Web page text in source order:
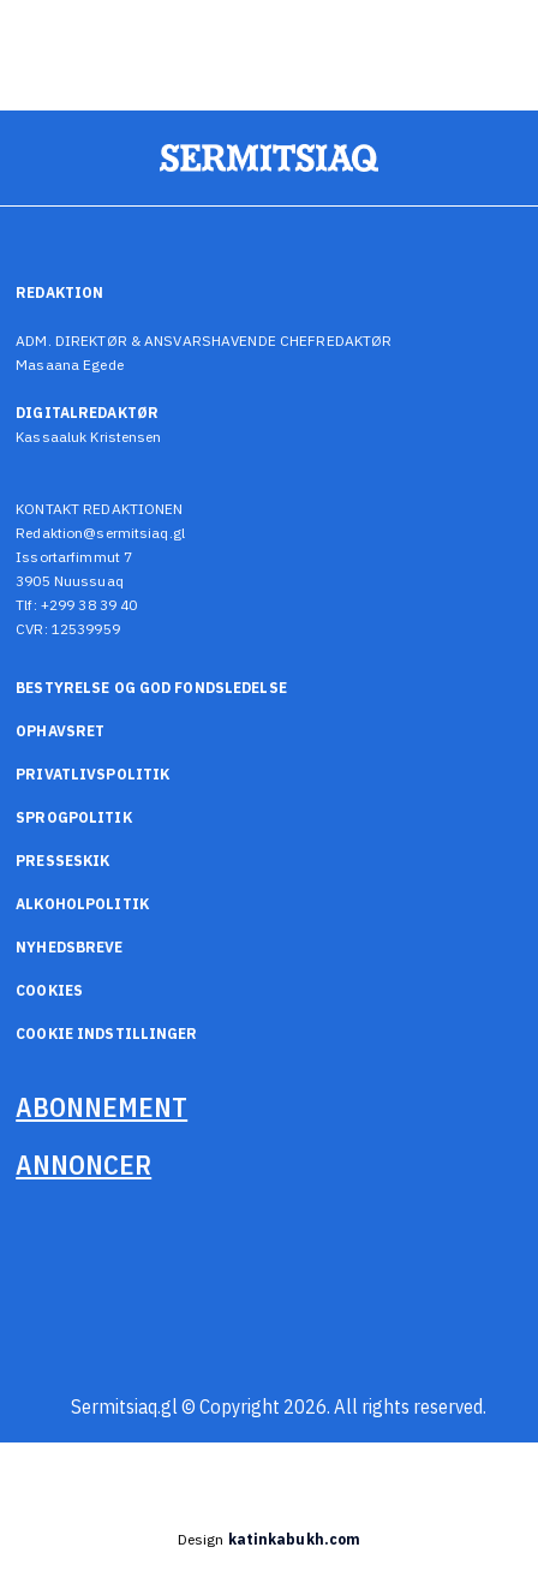
REDAKTION
ADM. DIREKTØR & ANSVARSHAVENDE CHEFREDAKTØR
Masaana Egede
DIGITALREDAKTØR
Kassaaluk Kristensen
KONTAKT REDAKTIONEN
Redaktion@sermitsiaq.gl
Issortarfimmut 7
3905 Nuussuaq
Tlf: +299 38 39 40
CVR: 12539959
BESTYRELSE OG GOD FONDSLEDELSE
OPHAVSRET
PRIVATLIVSPOLITIK
SPROGPOLITIK
PRESSESKIK
ALKOHOLPOLITIK
NYHEDSBREVE
COOKIES
COOKIE INDSTILLINGER
ABONNEMENT
ANNONCER
Sermitsiaq.gl © Copyright 2026. All rights reserved.
Design katinkabukh.com